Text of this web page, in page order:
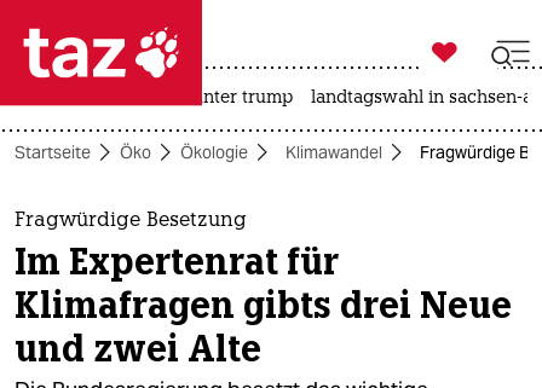
 taz zahl ich
taz zahl ich
themen
politik
öko

taz zahl ich
usa unter trump landtagswahl in sachsen-
Startseite Öko Ökologie Klimawandel Fragwürdige
Fragwürdige Besetzung
Im Expertenrat für
Klimafragen gibts drei Neue
und zwei Alte